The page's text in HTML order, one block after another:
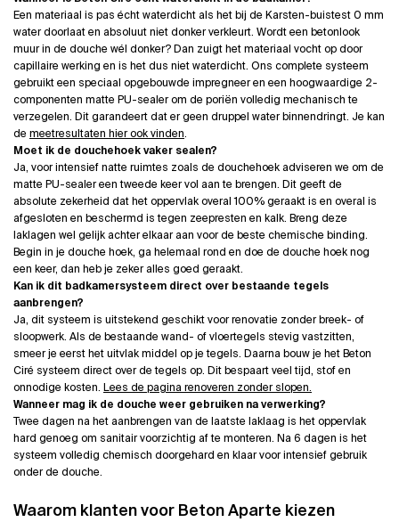
Een materiaal is pas écht waterdicht als het bij de Karsten-buistest 0 mm
water doorlaat en absoluut niet donker verkleurt. Wordt een betonlook
muur in de douche wél donker? Dan zuigt het materiaal vocht op door
capillaire werking en is het dus niet waterdicht. Ons complete systeem
gebruikt een speciaal opgebouwde impregneer en een hoogwaardige 2-
componenten matte PU-sealer om de poriën volledig mechanisch te
verzegelen. Dit garandeert dat er geen druppel water binnendringt. Je kan
de meetresultaten hier ook vinden.
Moet ik de douchehoek vaker sealen?
Ja, voor intensief natte ruimtes zoals de douchehoek adviseren we om de
matte PU-sealer een tweede keer vol aan te brengen. Dit geeft de
absolute zekerheid dat het oppervlak overal 100% geraakt is en overal is
afgesloten en beschermd is tegen zeepresten en kalk. Breng deze
laklagen wel gelijk achter elkaar aan voor de beste chemische binding.
Begin in je douche hoek, ga helemaal rond en doe de douche hoek nog
een keer, dan heb je zeker alles goed geraakt.
Kan ik dit badkamersysteem direct over bestaande tegels
aanbrengen?
Ja, dit systeem is uitstekend geschikt voor renovatie zonder breek- of
sloopwerk. Als de bestaande wand- of vloertegels stevig vastzitten,
smeer je eerst het uitvlak middel op je tegels. Daarna bouw je het Beton
Ciré systeem direct over de tegels op. Dit bespaart veel tijd, stof en
onnodige kosten. Lees de pagina renoveren zonder slopen.
Wanneer mag ik de douche weer gebruiken na verwerking?
Twee dagen na het aanbrengen van de laatste laklaag is het oppervlak
hard genoeg om sanitair voorzichtig af te monteren. Na 6 dagen is het
systeem volledig chemisch doorgehard en klaar voor intensief gebruik
onder de douche.
Waarom klanten voor Beton Aparte kiezen